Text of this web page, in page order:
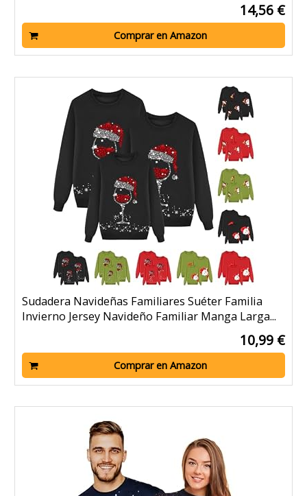
14,56 €
Comprar en Amazon
Sudadera Navideñas Familiares Suéter Familia
Invierno Jersey Navideño Familiar Manga Larga...
10,99 €
Comprar en Amazon